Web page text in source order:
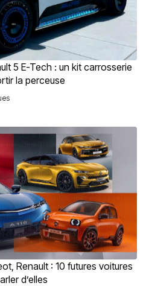
5 E-Tech : un kit carrosserie
la perceuse
Renault : 10 futures voitures
d’elles